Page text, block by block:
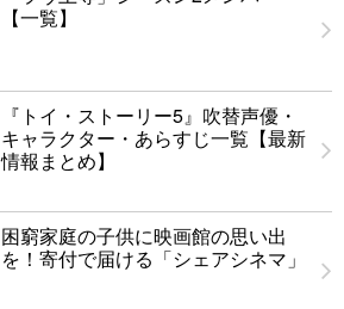
【一覧】
『トイ・ストーリー5』吹替声優・
キャラクター・あらすじ一覧【最新
情報まとめ】
困窮家庭の子供に映画館の思い出
を！寄付で届ける「シェアシネマ」